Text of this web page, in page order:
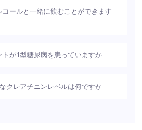
コールと一緒に飲むことができます
トが1型糖尿病を患っていますか
クレアチニンレベルは何ですか